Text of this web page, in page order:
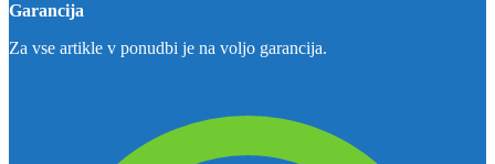
Garancija
Za vse artikle v ponudbi je na voljo garancija.